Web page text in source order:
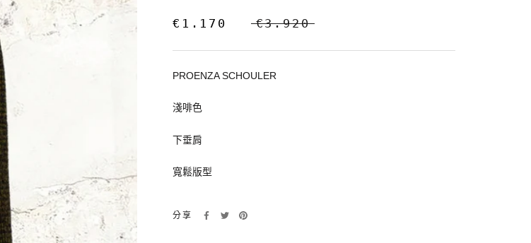
€1.170 €3.920
PROENZA SCHOULER
淺啡色
下垂肩
寬鬆版型
分享